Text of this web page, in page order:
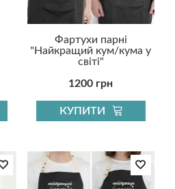
Фартухи парні
"Найкращий кум/кума у
світі"
1200 грн
КУПИТИ